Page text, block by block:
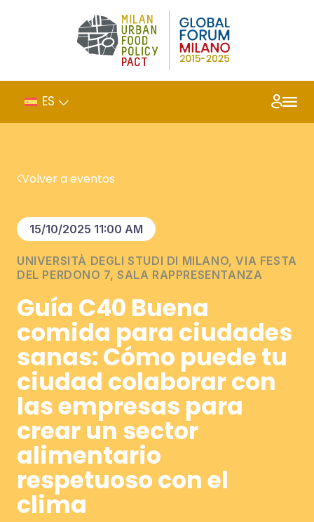
ES
Volver a eventos
15/10/2025 11:00 AM
UNIVERSITÀ DEGLI STUDI DI MILANO, VIA FESTA
DEL PERDONO 7, SALA RAPPRESENTANZA
Guía C40 Buena
comida para ciudades
sanas: Cómo puede tu
ciudad colaborar con
las empresas para
crear un sector
alimentario
respetuoso con el
clima